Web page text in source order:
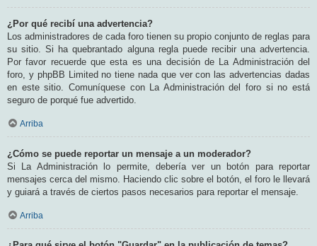
¿Por qué recibí una advertencia?
Los administradores de cada foro tienen su propio conjunto de reglas para
su sitio. Si ha quebrantado alguna regla puede recibir una advertencia.
Por favor recuerde que esta es una decisión de La Administración del
foro, y phpBB Limited no tiene nada que ver con las advertencias dadas
en este sitio. Comuníquese con La Administración del foro si no está
seguro de porqué fue advertido.
Arriba
¿Cómo se puede reportar un mensaje a un moderador?
Si La Administración lo permite, debería ver un botón para reportar
mensajes cerca del mismo. Haciendo clic sobre el botón, el foro le llevará
y guiará a través de ciertos pasos necesarios para reportar el mensaje.
Arriba